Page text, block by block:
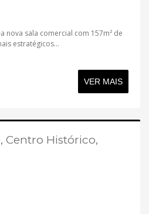
sala comercial com 157m² de
estratégicos...
VER MAIS
Centro Histórico,